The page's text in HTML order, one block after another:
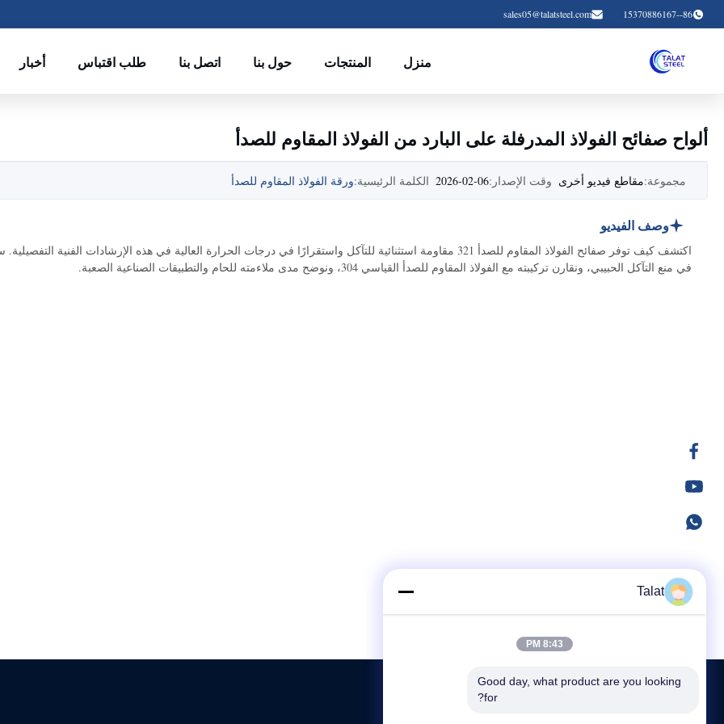
86--15370886167
sales05@talatsteel.com
منزل المنتجات حول بنا اتصل بنا طلب اقتباس أخبار
ألواح صفائح الفولاذ المدرفلة على البارد من الفولاذ المقاوم للصدأ
مجموعة:مقاطع فيديو أخرى وقت الإصدار:2026-02-06 الكلمة الرئيسية:ورقة الفولاذ المقاوم للصدأ
وصف الفيديو
اكتشف كيف توفر صفائح الفولاذ المقاوم للصدأ 321 مقاومة استثنائية للتآكل واستقرارًا في درجات الحرارة العالية في هذه الإرشادات الفنية
في منع التآكل الحبيبي، ونقارن تركيبته مع الفولاذ المقاوم للصدأ القياسي 304، ونوضح مدى ملاءمته للحام والتطبيقات الصناعية الصعبة.
Talat
8:43 PM
Good day, what product are you looking
for?